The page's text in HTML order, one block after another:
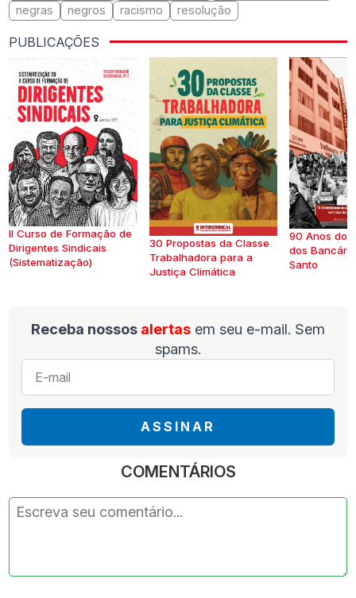
negras
negros racismo resolução
PUBLICAÇÕES
II Curso de Formação de
Dirigentes Sindicais
(Sistematização)
30 Propostas da Classe
Trabalhadora para a
Justiça Climática
90 Anos do
dos
Santo
Receba nossos alertas em seu e-mail. Sem
spams.
E-
mail
ASSINAR
COMENTÁRIOS